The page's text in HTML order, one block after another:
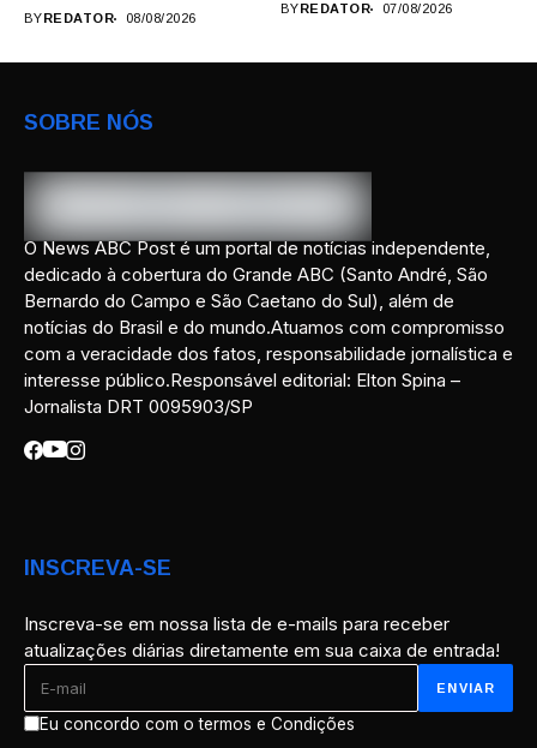
BYREDATOR 08/08/2026
BYREDATOR 07/08/2026
SOBRE NÓS
O News ABC Post é um portal de notícias independente,
dedicado à cobertura do Grande ABC (Santo André, São
Bernardo do Campo e São Caetano do Sul), além de
notícias do Brasil e do mundo.Atuamos com compromisso
com a veracidade dos fatos, responsabilidade jornalística e
interesse público.Responsável editorial: Elton Spina –
Jornalista DRT 0095903/SP
INSCREVA-SE
Inscreva-se em nossa lista de e-mails para receber
atualizações diárias diretamente em sua caixa de entrada!
Eu concordo com o termos e Condições